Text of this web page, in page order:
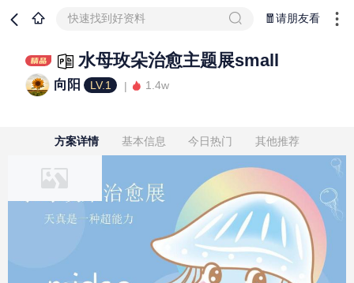
快速找到好资料 🧧请朋友看
水母玫朵治愈主题展small
向阳 LV.1 1.4w
方案详情 基本信息 今日热门 其他推荐